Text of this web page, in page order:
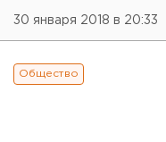
30 января 2018 в 20:33
Общество